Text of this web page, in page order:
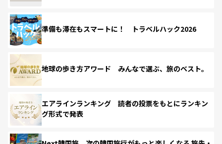
準備も滞在もスマートに！ トラベルハック2026
地球の歩き方アワード みんなで選ぶ、旅のベスト。
エアラインランキング 読者の投票をもとにランキン
グ形式で発表